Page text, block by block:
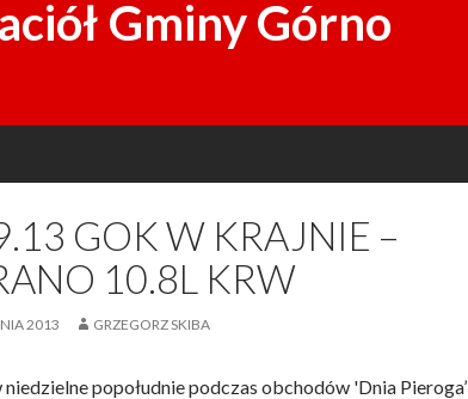
Gminy Górno
GOK W KRAJNIE –
10.8L KRW
2013 GRZEGORZ SKIBA
niedzielne popołudnie podczas obchodów 'Dnia Pieroga’